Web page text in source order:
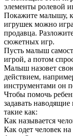
элементы ролевой
Покажите малышу,
игрушек можно
продавца.
сюжетных игр.
Пусть малыш
игрой, а потом
Малыш назовет
действием,
инструментами он
Чтобы помочь
задавать
такие как:
Как называется
Как одет человек